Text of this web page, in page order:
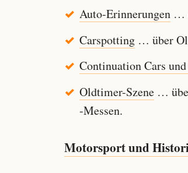
Auto-Erinnerungen…
Carspotting… über
Continuation Cars
Oldtimer-Szene…
-Messen.
Motorsport und